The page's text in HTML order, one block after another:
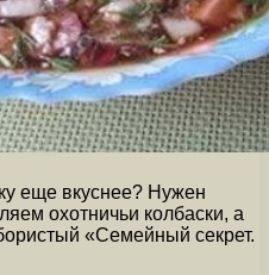
еще вкуснее? Нужен
охотничьи колбаски, а
«Семейный секрет.